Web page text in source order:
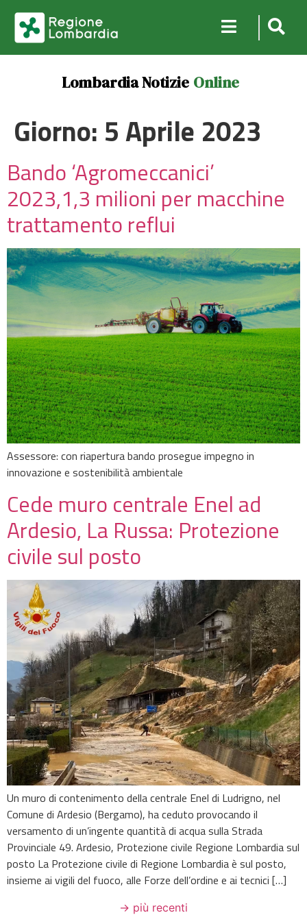
Lombardia Notizie Online
Giorno: 5 Aprile 2023
Bando ‘Agromeccanici’
2023,1,3 milioni per macchine
trattamento reflui
Assessore: con riapertura bando prosegue impegno in
innovazione e sostenibilità ambientale
Cede muro centrale Enel ad
Ardesio, La Russa: Protezione
civile sul posto
Un muro di contenimento della centrale Enel di Ludrigno, nel
Comune di Ardesio (Bergamo), ha ceduto provocando il
versamento di un’ingente quantità di acqua sulla Strada
Provinciale 49. Ardesio, Protezione civile Regione Lombardia sul
posto La Protezione civile di Regione Lombardia è sul posto,
insieme ai vigili del fuoco, alle Forze dell’ordine e ai tecnici […]
→ più recenti